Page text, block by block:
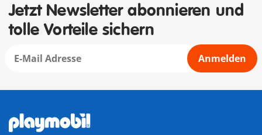
Jetzt Newsletter abonnieren und
tolle Vorteile sichern
Anmelden